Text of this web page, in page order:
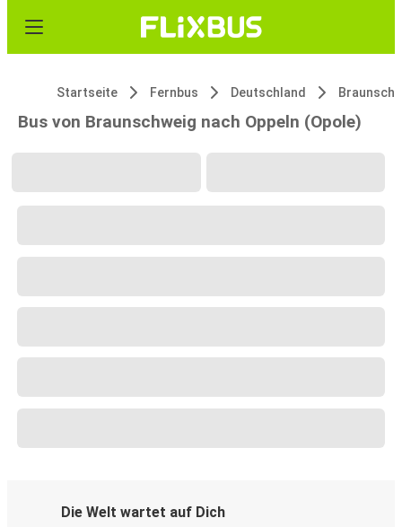
Startseite Fernbus Deutschland
Bus von Braunschweig nach Oppeln (Opole)
Die Welt wartet auf Dich